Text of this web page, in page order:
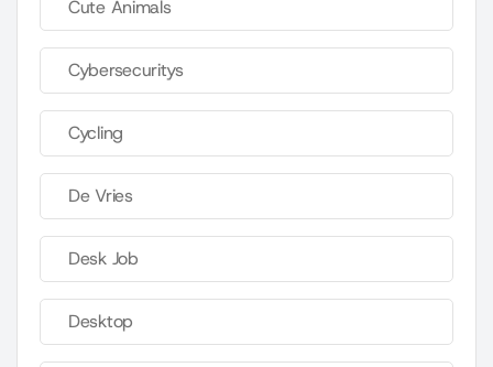
Cute Animals
Cybersecuritys
Cycling
De Vries
Desk Job
Desktop